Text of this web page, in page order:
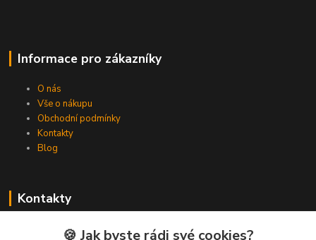
Informace pro zákazníky
O nás
Vše o nákupu
Obchodní podmínky
Kontakty
Blog
Kontakty
Zákaznická podpora Spojovat.cz
🍪 Jak byste rádi své cookies?